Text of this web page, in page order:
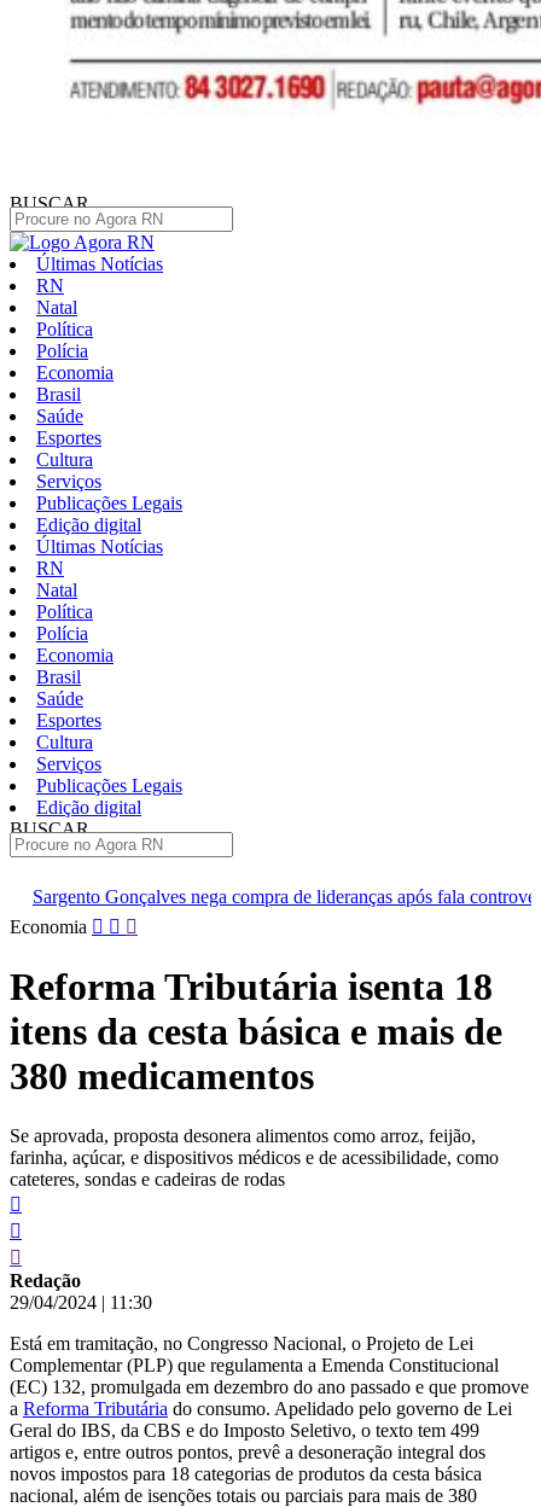
BUSCAR
Últimas Notícias
RN
Natal
Política
Polícia
Economia
Brasil
Saúde
Esportes
Cultura
Serviços
Publicações Legais
Edição digital
Últimas Notícias
RN
Natal
Política
Polícia
Economia
Brasil
Saúde
Esportes
Cultura
Serviços
Publicações Legais
Edição digital
BUSCAR
nega compra de lideranças após fala controversa em entrevista
Pular
conteúdo
Economia
Reforma Tributária isenta 18
itens da cesta básica e mais de
380 medicamentos
Se aprovada, proposta desonera alimentos como arroz, feijão,
farinha, açúcar, e dispositivos médicos e de acessibilidade, como
cateteres, sondas e cadeiras de rodas
Redação
29/04/2024 | 11:30
Está em tramitação, no Congresso Nacional, o Projeto de Lei
Complementar (PLP) que regulamenta a Emenda Constitucional
(EC) 132, promulgada em dezembro do ano passado e que promove
a Reforma Tributária do consumo. Apelidado pelo governo de Lei
Geral do IBS, da CBS e do Imposto Seletivo, o texto tem 499
artigos e, entre outros pontos, prevê a desoneração integral dos
novos impostos para 18 categorias de produtos da cesta básica
nacional, além de isenções totais ou parciais para mais de 380